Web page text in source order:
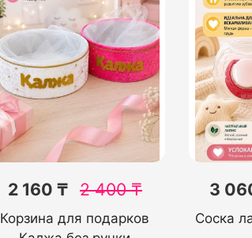
2 160 ₸ 2 400₸
Корзина для подарков
3
Соска